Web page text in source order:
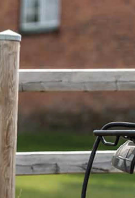
M, TILL 34-